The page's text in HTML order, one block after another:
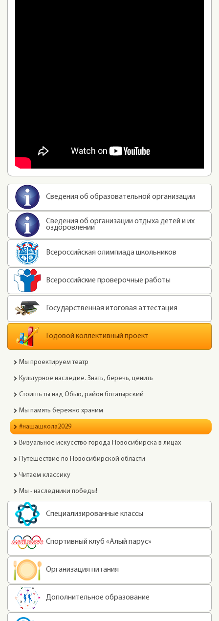
Сведения об образовательной организации
Сведения об организации отдыха детей и их
оздоровлении
Всероссийская олимпиада школьников
Всероссийские проверочные работы
Государственная итоговая аттестация
Годовой коллективный проект
Мы проектируем театр
Культурное наследие. Знать, беречь, ценить
Стоишь ты над Обью, район богатырский
Мы память бережно храним
#нашашкола2029
Визуальное искусство города Новосибирска в лицах
Путешествие по Новосибирской области
Читаем классику
Мы - наследники победы!
Специализированные классы
Спортивный клуб «Алый парус»
Организация питания
Дополнительное образование